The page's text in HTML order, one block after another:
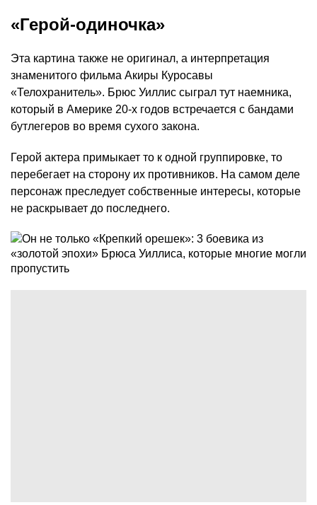
«Герой-одиночка»
Эта картина также не оригинал, а интерпретация
знаменитого фильма Акиры Куросавы
«Телохранитель». Брюс Уиллис сыграл тут наемника,
который в Америке 20-х годов встречается с бандами
бутлегеров во время сухого закона.
Герой актера примыкает то к одной группировке, то
перебегает на сторону их противников. На самом деле
персонаж преследует собственные интересы, которые
не раскрывает до последнего.